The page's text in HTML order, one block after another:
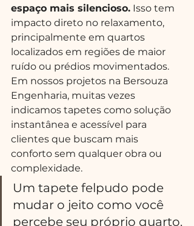
espaço mais silencioso. Isso tem
impacto direto no relaxamento,
principalmente em quartos
localizados em regiões de maior
ruído ou prédios movimentados.
Em nossos projetos na Bersouza
Engenharia, muitas vezes
indicamos tapetes como solução
instantânea e acessível para
clientes que buscam mais
conforto sem qualquer obra ou
complexidade.
Um tapete felpudo pode
mudar o jeito como você
percebe seu próprio quarto.